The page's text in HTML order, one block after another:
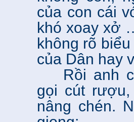
của con cái
khó xoay xở
không rõ
của Dân hay
Rồi anh
gọi cút
nâng chén.